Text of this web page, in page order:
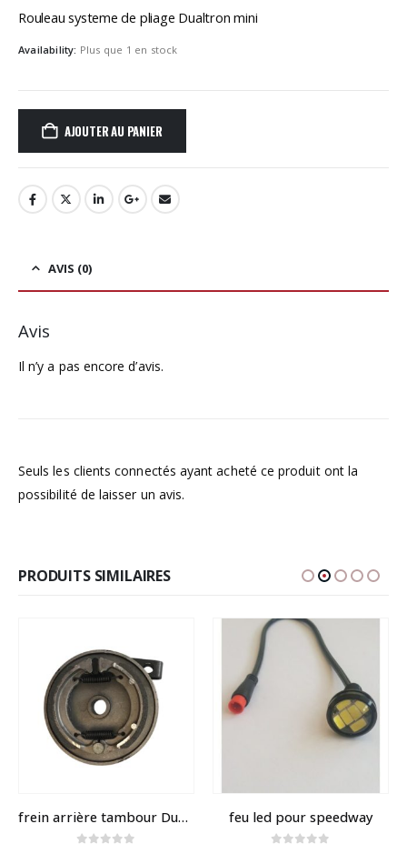
Rouleau systeme de pliage Dualtron mini
Availability: Plus que 1 en stock
AJOUTER AU PANIER
AVIS (0)
Avis
Il n’y a pas encore d’avis.
Seuls les clients connectés ayant acheté ce produit ont la
possibilité de laisser un avis.
PRODUITS SIMILAIRES
frein arrière tambour Dualtron Mini, Togo, POP feu led pour speedway